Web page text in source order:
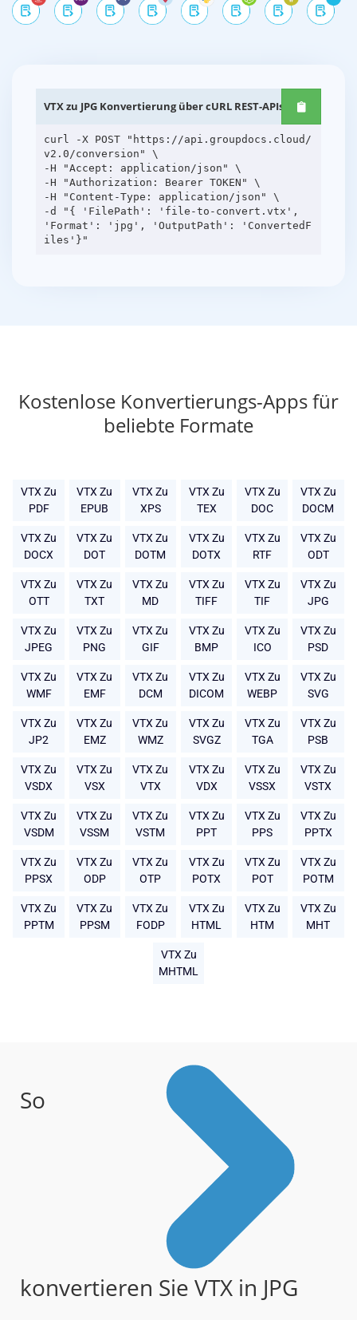
VTX zu JPG Konvertierung über cURL REST-APIs
curl -X POST "https://api.groupdocs.cloud/
v2.0/conversion" \
-H "Accept: application/json" \
-H "Authorization: Bearer TOKEN" \
-H "Content-Type: application/json" \
-d "{ 'FilePath': 'file-to-convert.vtx',
'Format': 'jpg', 'OutputPath': 'ConvertedF
Kostenlose Konvertierungs-Apps für
beliebte Formate
VTX Zu
PDF
VTX Zu
EPUB
VTX Zu
XPS
VTX Zu
TEX
VTX Zu
DOC
VTX Zu
DOCM
VTX Zu
DOCX
VTX Zu
DOT
VTX Zu
DOTM
VTX Zu
DOTX
VTX Zu
RTF
VTX Zu
ODT
VTX Zu
OTT
VTX Zu
TXT
VTX Zu
MD
VTX Zu
TIFF
VTX Zu
TIF
VTX Zu
JPG
VTX Zu
JPEG
VTX Zu
PNG
VTX Zu
GIF
VTX Zu
BMP
VTX Zu
ICO
VTX Zu
PSD
VTX Zu
WMF
VTX Zu
EMF
VTX Zu
DCM
VTX Zu
DICOM
VTX Zu
WEBP
VTX Zu
SVG
VTX Zu
JP2
VTX Zu
EMZ
VTX Zu
WMZ
VTX Zu
SVGZ
VTX Zu
TGA
VTX Zu
PSB
VTX Zu
VSDX
VTX Zu
VSX
VTX Zu
VTX
VTX Zu
VDX
VTX Zu
VSSX
VTX Zu
VSTX
VTX Zu
VSDM
VTX Zu
VSSM
VTX Zu
VSTM
VTX Zu
PPT
VTX Zu
PPS
VTX Zu
PPTX
VTX Zu
PPSX
VTX Zu
ODP
VTX Zu
OTP
VTX Zu
POTX
VTX Zu
POT
VTX Zu
POTM
VTX Zu
PPTM
VTX Zu
PPSM
VTX Zu
FODP
VTX Zu
HTML
VTX Zu
HTM
VTX Zu
MHT
VTX Zu
MHTML
So
konvertieren Sie VTX in JPG